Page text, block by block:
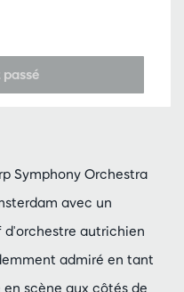
Symphony Orchestra
avec un
d'orchestre autrichien
admiré en tant
scène aux côtés de